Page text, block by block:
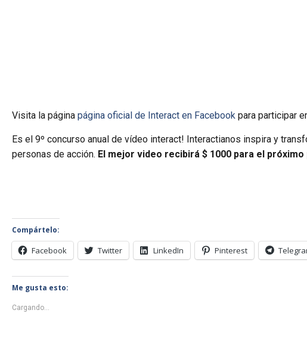
Visita la páginapágina oficial de Interact en Facebook para participar
Es el 9º concurso anual de vídeo interact! Interactianos inspira y
personas de acción. El mejor video recibirá $ 1000 para el
Compártelo:
Facebook Twitter LinkedIn Pinterest
Me gusta esto:
Cargando...